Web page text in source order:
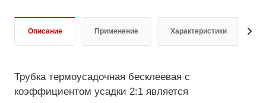
Описание Применение Характеристики
Трубка термоусадочная бесклеевая с
коэффициентом усадки 2:1 является